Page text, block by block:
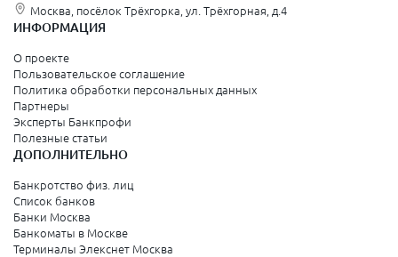
Зеленоград
Санкт-Петербург и Ленинградская область
Колпино
Санкт-Петербург
Краснодарский край
Армавир
Москва, посёлок Трёхгорка, ул. Трёхгорная, д.4
ИНФОРМАЦИЯ
О проекте
Пользовательское соглашение
Политика обработки персональных данных
Партнеры
Эксперты Банкпрофи
Полезные статьи
ДОПОЛНИТЕЛЬНО
Банкротство физ. лиц
Список банков
Банки Москва
Банкоматы в Москве
Терминалы Элекснет Москва